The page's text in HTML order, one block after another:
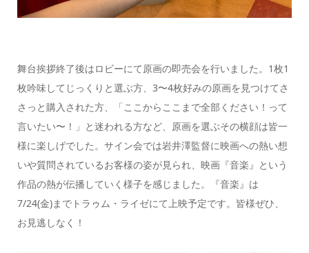
舞台挨拶終了後はロビーにて原画の即売会を行いました。 1枚1
枚吟味してじっくりと選ぶ方、 3〜4枚好みの原画を見つけてさ
さっと購入された方、「ここからここまで全部ください！って
言いたい〜！」と迷われる方など、原画を選ぶその横顔は皆一
様に楽しげでした。サイン会では岩井澤監督に映画への熱い想
いや質問されているお客様の姿が見られ、映画『音楽』という
作品の熱が伝播していく様子を感じました。『音楽』は
7/24(金)までトラゥム・ライゼにて上映予定です。皆様ぜひ、
お見逃しなく！